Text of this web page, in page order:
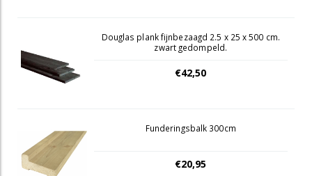
Douglas plank fijnbezaagd 2.5 x 25 x 500 cm.
zwart gedompeld.
€42,50
Funderingsbalk 300cm
€20,95